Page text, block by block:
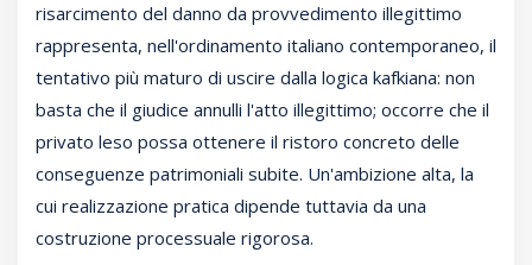
risarcimento del danno da provvedimento illegittimo
rappresenta, nell'ordinamento italiano contemporaneo, il
tentativo più maturo di uscire dalla logica kafkiana: non
basta che il giudice annulli l'atto illegittimo; occorre che il
privato leso possa ottenere il ristoro concreto delle
conseguenze patrimoniali subite. Un'ambizione alta, la
cui realizzazione pratica dipende tuttavia da una
costruzione processuale rigorosa.